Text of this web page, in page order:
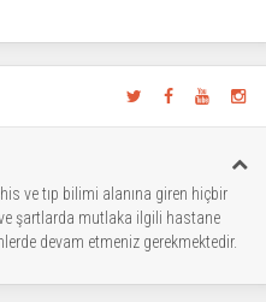
ve tıp bilimi alanına giren hiçbir
şartlarda mutlaka ilgili hastane
devam etmeniz gerekmektedir.